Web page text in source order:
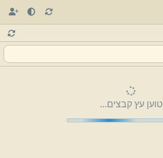
טוען עץ קבצים...